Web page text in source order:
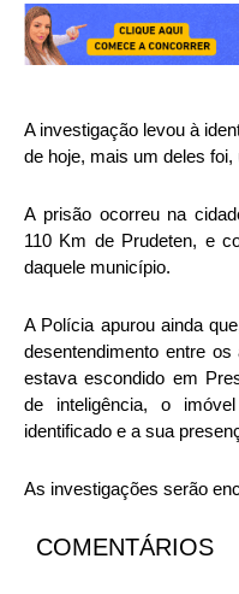
A investigação levou à
de hoje, mais um deles
A prisão ocorreu na
110 Km de Prudeten, e
daquele município.
A Polícia apurou ainda
desentendimento entre
estava escondido em
de inteligência, o
identificado e a sua
As investigações serão
COMENTÁRIOS